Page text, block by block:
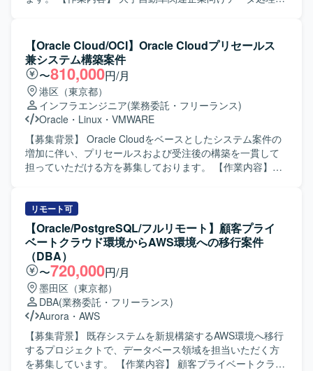
たします。 【ポジションの魅力】 ストレージ更改からサー
バ、ミドルウェア、データベースまでを含む大規模なイン
フラ更改プロジェクトに参画して頂けます。設計変更から
試験、移行実施まで一通りの工程を経験できるため、イン
フラエンジニアとしてのスキルセットを広く深く強化して
頂ける環境です。将来的なリーダーや上流工程へのステッ
プアップを目指す方にも、実務を通じて経験を積める案件
となっております。 【開発環境】 Linuxベースのサーバ環
境上で、ストレージおよびクラスタミドルウェア、Oracle
データベースを組み合わせたインフラ基盤を扱って頂きま
て頂きます。
なかった要件をDatabricksで実現するため、本番適用に向け
た運用設計およびインフラ基盤構築を行っていただきま
す。 具体的には、各サービス開発者に対するDatabricks移
行に向けた支援や各種調整、Databricks環境での運用設計お
よび運用手順書の作成、AWSおよびTerraform等を用いたイ
ンフラ基盤環境の構築などを実施していただきます。 【求
める人物像】 関係部署や開発者とのコミュニケーションを
円滑に行いながら、主体的に課題整理と調整を進めていた
だける方を求めております。 【ポジションの魅力】
Databricksを中心とした最新のデータ処理基盤の設計・構築
連の工程に関わることで、クラウドデータ基盤エンジニア
としてのスキルを幅広く磨いていただけます。 【開発環
境】 Databricks, AWS, Terraform などを用いたデータ処理
基盤およびインフラ基盤構成になります。
【Oracle Cloud/OCI】Oracle Cloudプリセールス
兼システム構築案件
〜810,000円/月
港区（東京都）
インフラエンジニア(業務委託・フリーランス)
Oracle ・ Linux ・ VMWARE
【募集背景】 Oracle Cloudをベースとしたシステム案件の
増加に伴い、プリセールスおよび受注後の構築を一貫して
担っていただける方を募集しております。 【作業内容】
び提案対応を行っていただきます。 受注後は、プロジェク
トリーダーとしてクラウド基盤の設計・構築・移行を推進
し、手足要員への指示出しやタスクの割り振りを行ってい
ただきます。 インフラの監視、バックアップ、セキュリテ
ィ、運用など非機能要件の設計にも関与いただきます。
【求める人物像】 自律的に仕様理解から業務推進まで行え
る方を求めております。 作業の効率化・自動化を意識しな
がら取り組み、チームメンバーと主体的にコミュニケーシ
ョンを図れる方を歓迎いたします。 サブリーダーとしてメ
ンバーのスケジューリングやタスク管理、課題管理を行い
ながら、お客様への報告・説明も丁寧に実施できる方を想
定しております。 リーダーポジションにチャレンジしたい
リモート可
【Oracle/PostgreSQL/フルリモート】顧客プライ
ベートクラウド環境からAWS環境への移行案件
（DBA）
〜720,000円/月
墨田区（東京都）
DBA(業務委託・フリーランス)
Aurora ・ AWS
【募集背景】 既存システムを新規構築するAWS環境へ移行
するプロジェクトで、データベース領域を担当いただく方
を募集しています。 【作業内容】 顧客プライベートクラウ